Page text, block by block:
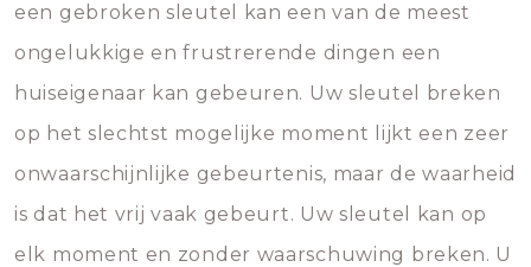
een gebroken sleutel kan een van de meest
ongelukkige en frustrerende dingen een
huiseigenaar kan gebeuren. Uw sleutel breken
op het slechtst mogelijke moment lijkt een zeer
onwaarschijnlijke gebeurtenis, maar de waarheid
is dat het vrij vaak gebeurt. Uw sleutel kan op
elk moment en zonder waarschuwing breken. U